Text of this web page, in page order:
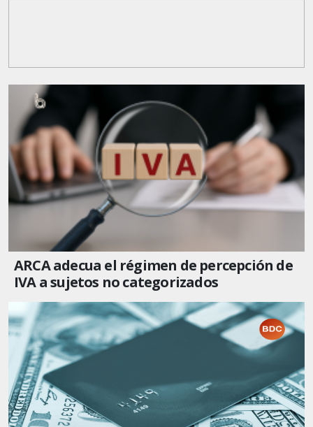
ARCA adecua el régimen de percepción de
IVA a sujetos no categorizados